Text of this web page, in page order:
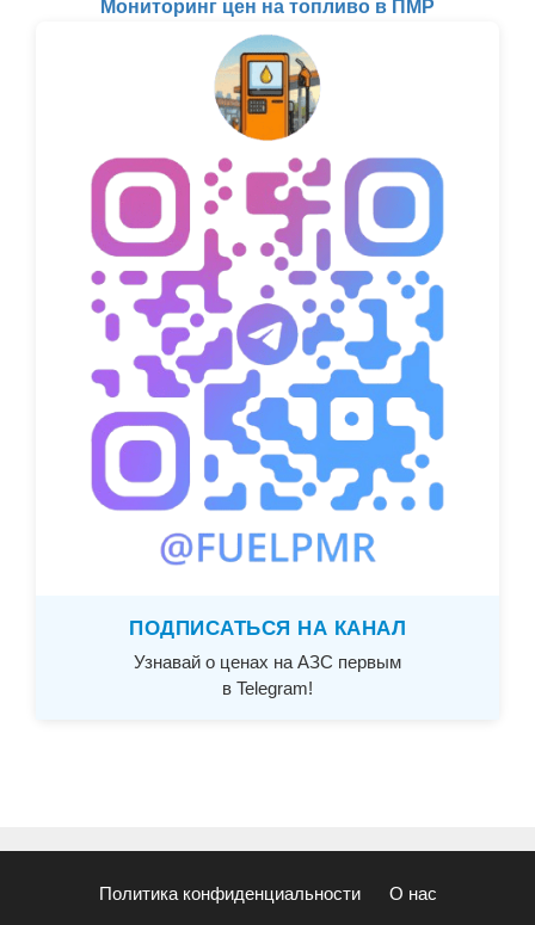
Мониторинг цен на топливо в ПМР
ПОДПИСАТЬСЯ НА КАНАЛ
Узнавай о ценах на АЗС первым
в Telegram!
Политика конфиденциальности О нас